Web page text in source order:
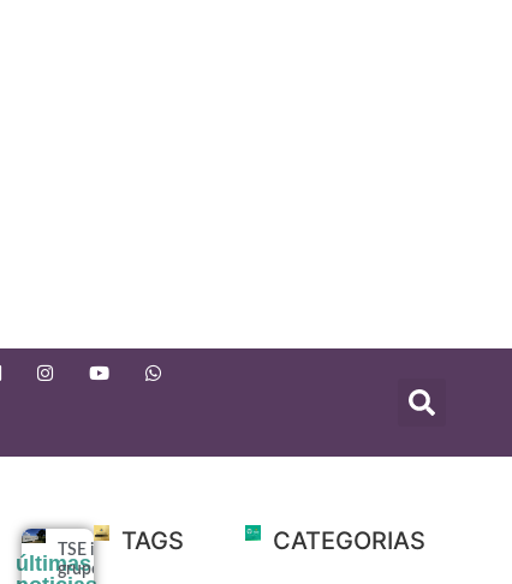
últimas
TSE institui
grupo de
TAGS CATEGORIAS